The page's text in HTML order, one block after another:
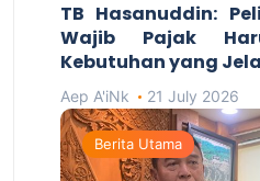
TB Hasanuddin:
Wajib Pajak
Kebutuhan yang
Aep A'iNk 21 July 2026
Berita Utama